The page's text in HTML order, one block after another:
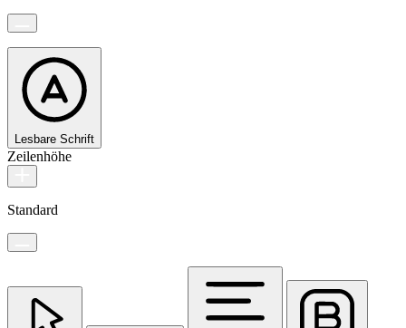
Lesbare Schrift
Zeilenhöhe
Standard